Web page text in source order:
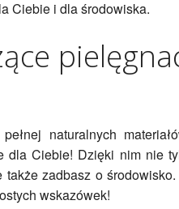
Ciebie i dla środowiska.
naturalnych
dla Ciebie! Dzięki nim nie
także zadbasz o
wskazówek!